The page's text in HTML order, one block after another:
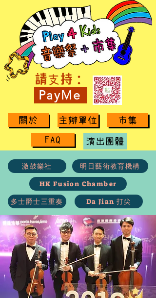
請支持：
PayMe
關於 主辦單位 市集
FAQ 演出團體
激鼓樂社 明日藝術教育機構
HK Fusion Chamber
多士爵士三重奏
Da Jian 打尖